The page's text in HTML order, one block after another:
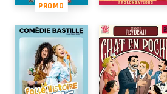
PROMO